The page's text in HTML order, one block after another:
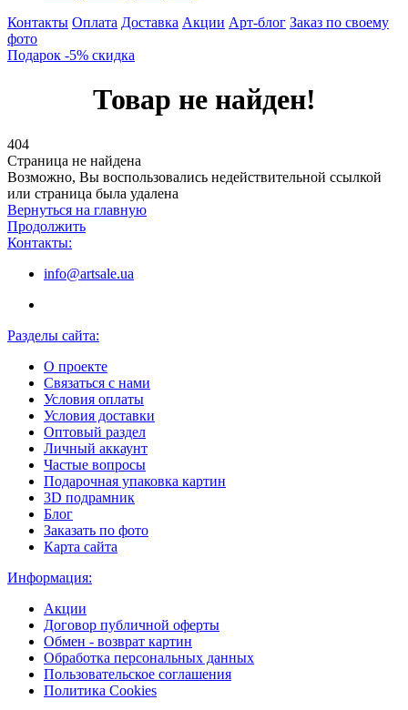
Контакты Оплата Доставка Акции Арт-блог Заказ по своему
фото
Подарок -5% скидка
Товар не найден!
404
Страница не найдена
Возможно, Вы воспользовались недействительной ссылкой
или страница была удалена
Вернуться на главную
Продолжить
Контакты:
info@artsale.ua
Разделы сайта:
О проекте
Связаться с нами
Условия оплаты
Условия доставки
Оптовый раздел
Личный аккаунт
Частые вопросы
Подарочная упаковка картин
3D подрамник
Блог
Заказать по фото
Карта сайта
Информация:
Акции
Договор публичной оферты
Обмен - возврат картин
Обработка персональных данных
Пользовательское соглашения
Политика Cookies